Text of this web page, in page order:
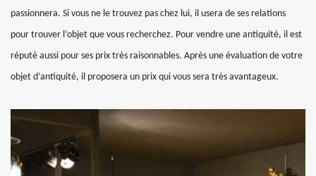
passionnera. Si vous ne le trouvez pas chez lui, il usera de ses relations
pour trouver l’objet que vous recherchez. Pour vendre une antiquité, il est
réputé aussi pour ses prix très raisonnables. Après une évaluation de votre
objet d’antiquité, il proposera un prix qui vous sera très avantageux.